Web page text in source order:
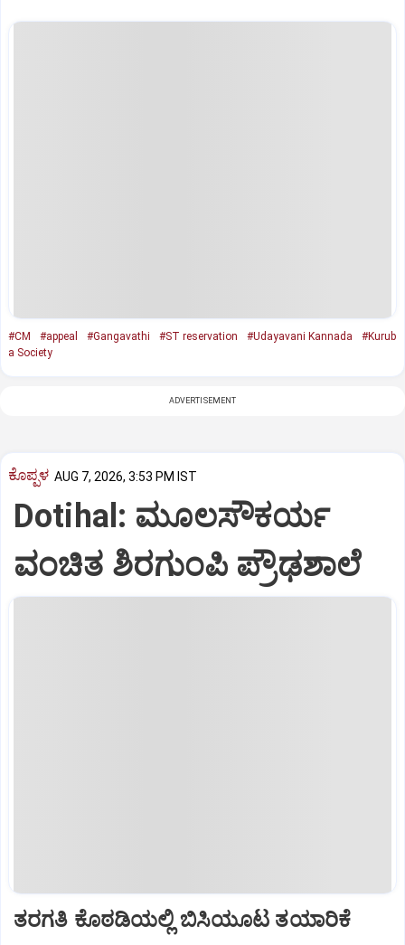
#CM #appeal #Gangavathi #ST reservation #Udayavani Kannada
#Kurub
a Society
ADVERTISEMENT
ಕೊಪ್ಪಳ AUG 7, 2026, 3:53 PM IST
Dotihal: ಮೂಲಸೌಕರ್ಯ
ವಂಚಿತ ಶಿರಗುಂಪಿ ಪ್ರೌಢಶಾಲೆ
ತರಗತಿ ಕೊಠಡಿಯಲ್ಲಿ ಬಿಸಿಯೂಟ ತಯಾರಿಕೆ